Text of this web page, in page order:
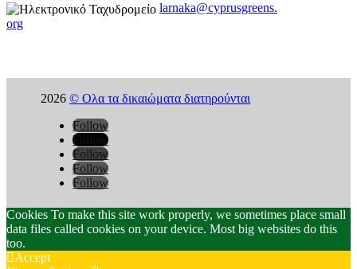
larnaka@cyprusgreens.
org
2026© Ολα τα δικαιώματα διατηρούνται
Follow
Follow
Follow
Follow
Follow
Cookies To make this site work properly, we sometimes place small
data files called cookies on your device. Most big websites do this
too.
Accept